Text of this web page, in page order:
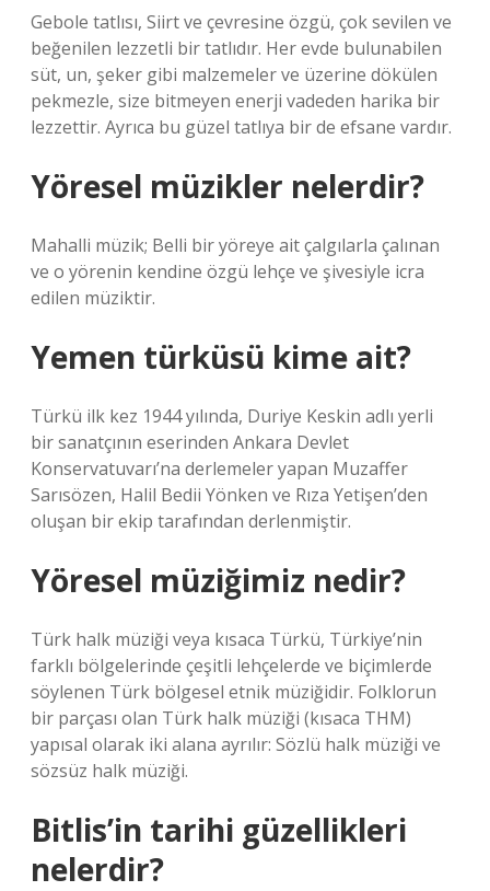
Gebole tatlısı, Siirt ve çevresine özgü, çok sevilen ve
beğenilen lezzetli bir tatlıdır. Her evde bulunabilen
süt, un, şeker gibi malzemeler ve üzerine dökülen
pekmezle, size bitmeyen enerji vadeden harika bir
lezzettir. Ayrıca bu güzel tatlıya bir de efsane vardır.
Yöresel müzikler nelerdir?
Mahalli müzik; Belli bir yöreye ait çalgılarla çalınan
ve o yörenin kendine özgü lehçe ve şivesiyle icra
edilen müziktir.
Yemen türküsü kime ait?
Türkü ilk kez 1944 yılında, Duriye Keskin adlı yerli
bir sanatçının eserinden Ankara Devlet
Konservatuvarı’na derlemeler yapan Muzaffer
Sarısözen, Halil Bedii Yönken ve Rıza Yetişen’den
oluşan bir ekip tarafından derlenmiştir.
Yöresel müziğimiz nedir?
Türk halk müziği veya kısaca Türkü, Türkiye’nin
farklı bölgelerinde çeşitli lehçelerde ve biçimlerde
söylenen Türk bölgesel etnik müziğidir. Folklorun
bir parçası olan Türk halk müziği (kısaca THM)
yapısal olarak iki alana ayrılır: Sözlü halk müziği ve
sözsüz halk müziği.
Bitlis’in tarihi güzellikleri
nelerdir?